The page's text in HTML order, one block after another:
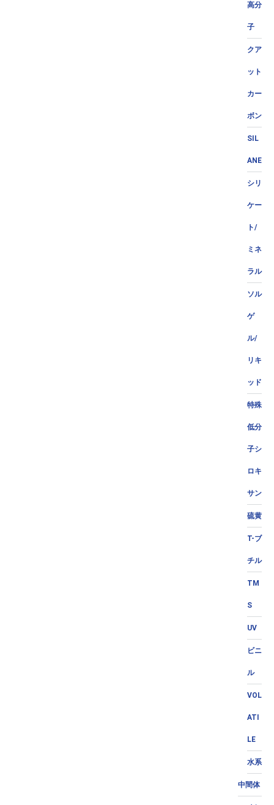
高分
子
クア
ット
カー
ボン
SIL
ANE
シリ
ケー
ト/
ミネ
ラル
ソル
ゲ
ル/
リキ
ッド
特殊
低分
子シ
ロキ
サン
硫黄
T-ブ
チル
TM
S
UV
ビニ
ル
VOL
ATI
LE
水系
中間体